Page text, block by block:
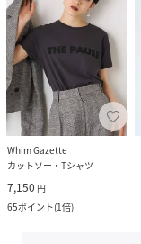
Whim Gazette
カットソー・Tシャツ
7,150 円
65ポイント(1倍)